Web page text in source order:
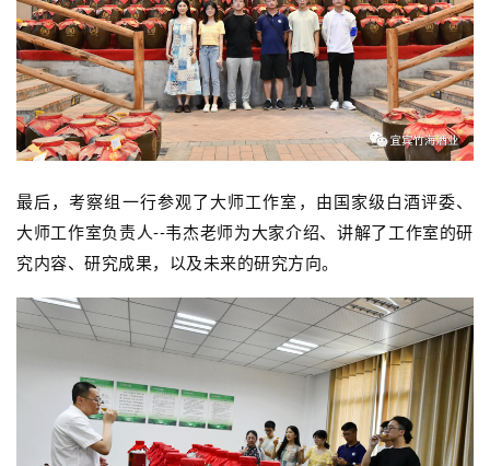
最后，考察组一行参观了大师工作室，由国家级白酒评委、
大师工作室负责人--韦杰老师为大家介绍、讲解了工作室的研
究内容、研究成果，以及未来的研究方向。